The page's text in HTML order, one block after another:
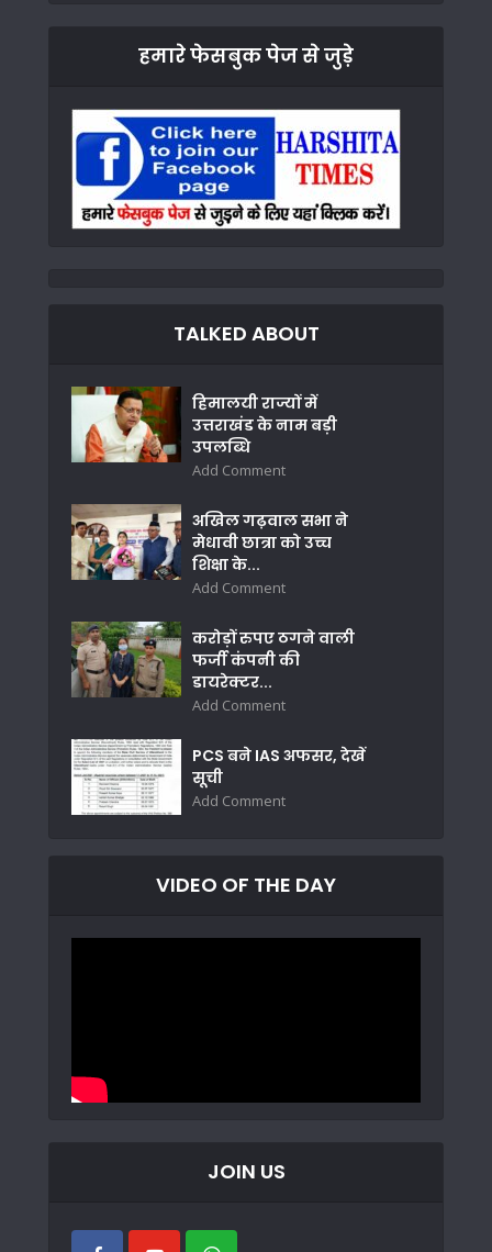
हमारे फेसबुक पेज से जुड़े
TALKED ABOUT
हिमालयी राज्यों में
उत्तराखंड के नाम बड़ी
उपलब्धि
Add Comment
अखिल गढ़वाल सभा ने
मेधावी छात्रा को उच्च
शिक्षा के...
Add Comment
करोड़ों रुपए ठगने वाली
फर्जी कंपनी की
डायरेक्टर...
Add Comment
PCS बने IAS अफसर, देखें
सूची
Add Comment
VIDEO OF THE DAY
JOIN US